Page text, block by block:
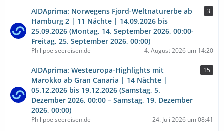
AIDAprima: Norwegens Fjord-Weltnaturerbe ab
Hamburg 2 | 11 Nächte | 14.09.2026 bis
25.09.2026 (Montag, 14. September 2026, 00:00-
Freitag, 25. September 2026, 00:00)
3
Philippe seereisen.de 4. August 2026 um 14:20
AIDAprima: Westeuropa-Highlights mit
Marokko ab Gran Canaria | 14 Nächte |
05.12.2026 bis 19.12.2026 (Samstag, 5.
Dezember 2026, 00:00 – Samstag, 19. Dezember
2026, 00:00)
15
Philippe seereisen.de 24. Juli 2026 um 08:41